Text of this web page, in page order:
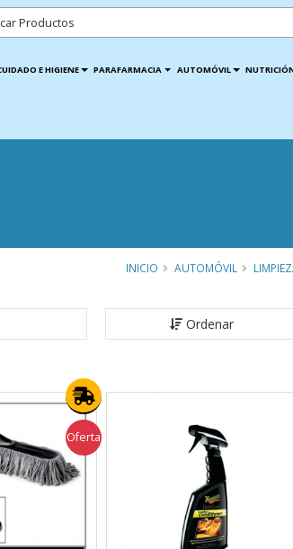
E HIGIENE PARAFARMACIA AUTOMÓVIL
INICIO AUTOMÓVIL
Ordenar
Oferta